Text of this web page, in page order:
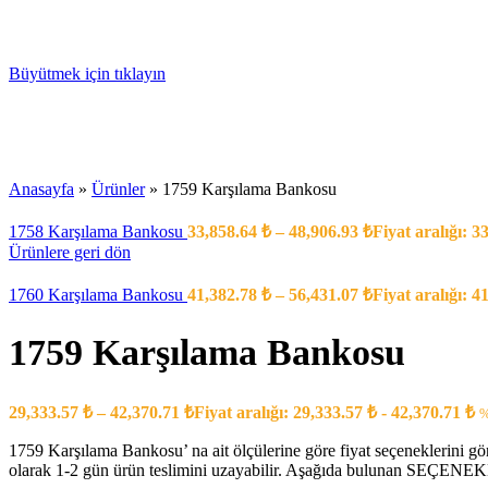
Büyütmek için tıklayın
Anasayfa » Ürünler» 1759 Karşılama Bankosu
1758 Karşılama Bankosu 33,858.64 ₺ –48,906.93 ₺Fiyat aralığı:
Ürünlere geri dön
1760 Karşılama Bankosu 41,382.78 ₺ –56,431.07 ₺Fiyat aralığı:
1759 Karşılama Bankosu
29,333.57 ₺ –42,370.71 ₺Fiyat aralığı: 29,333.57 ₺ - 42,370.71 ₺
1759 Karşılama Bankosu’ na ait ölçülerine göre fiyat seçeneklerini
olarak 1-2 gün ürün teslimini uzayabilir. Aşağıda bulunan